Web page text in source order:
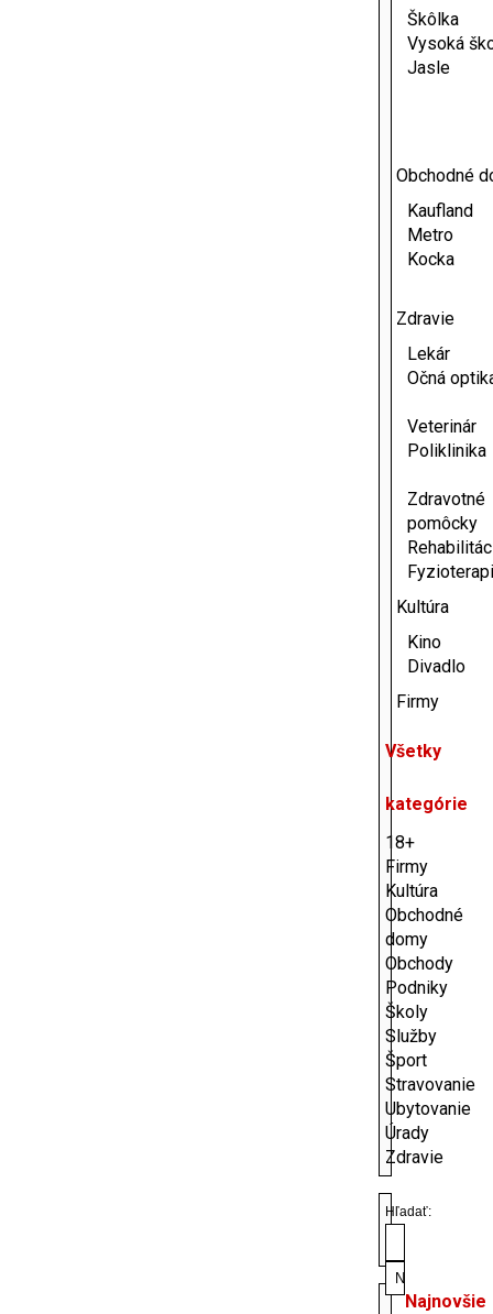
Škôlka
Vysoká
Jasle
Obchodné
Kaufland
Metro
Kocka
Zdravie
Lekár
Očná
Veterinár
Poliklinika
Zdravotné
pomôcky
Kultúra
Kino
Divadlo
Firmy
Všetky
kategórie
18+
Firmy
Kultúra
Obchodné
domy
Obchody
Podniky
Školy
Služby
Šport
Stravovanie
Ubytovanie
Úrady
Zdravie
Hľadať:
Najnovšie